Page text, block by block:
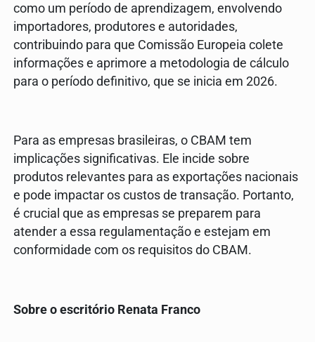
como um período de aprendizagem, envolvendo
importadores, produtores e autoridades,
contribuindo para que Comissão Europeia colete
informações e aprimore a metodologia de cálculo
para o período definitivo, que se inicia em 2026.
Para as empresas brasileiras, o CBAM tem
implicações significativas. Ele incide sobre
produtos relevantes para as exportações nacionais
e pode impactar os custos de transação. Portanto,
é crucial que as empresas se preparem para
atender a essa regulamentação e estejam em
conformidade com os requisitos do CBAM.
Sobre o escritório Renata Franco